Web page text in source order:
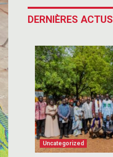
DERNIÈRES ACTUS
Uncategorized